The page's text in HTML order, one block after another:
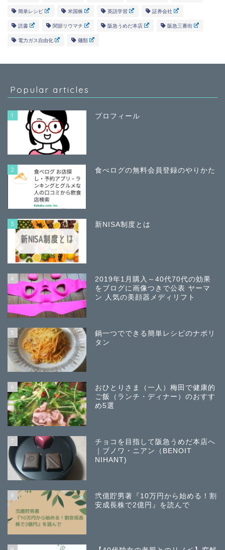
簡単レシピ 米国株 英語学習 証券会社
読書 関節リウマチ 阪急うめだ本店 阪急三番街
電力ガス自由化 麺類
Popular articles
1 プロフィール
2 食べログの無料会員登録のやりかた
3 新NISA制度とは
4
2019年1月購入～40代70代の効果
をブログに画像つきで公表 ヤーマ
ン 人気の美顔器メディリフト
5
鍋一つでできる簡単レシピのナポリ
タン
6
おひとりさま（一人）梅田で健康的
ご飯（ランチ・ディナー）のおすす
め5選
7
チョコを目指して阪急うめだ本店へ
｜ブノワ・ニアン（BENOIT
NIHANT)
8
弐億貯男著『10万円から始める！割
安成長株で2億円』を読んで